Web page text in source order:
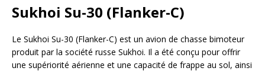
Sukhoi Su-30 (Flanker-C)
Le Sukhoi Su-30 (Flanker-C) est un avion de chasse bimoteur
produit par la société russe Sukhoi. Il a été conçu pour offrir
une supériorité aérienne et une capacité de frappe au sol, ainsi